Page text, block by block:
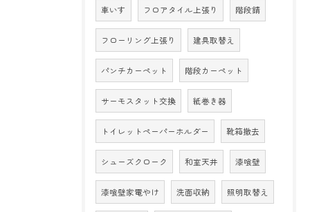
車いす フロアタイル上張り 階段錆
フローリング上張り 建具取替え
パンチカーペット 階段カーペット
サーモスタット交換 紙巻き器
トイレットペーパーホルダー 靴箱撤去
シューズクローク 和室天井 漆喰壁
漆喰壁家電やけ 洗面収納 照明取替え